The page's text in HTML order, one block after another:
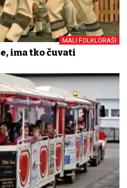
MALI FOLKLORAŠI
ima tko čuvati